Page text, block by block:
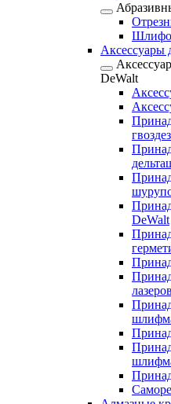
Аксессуары
DeWalt
DeWalt